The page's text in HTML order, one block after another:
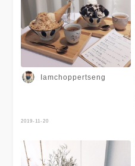
Iamchoppertseng
2019-11-20